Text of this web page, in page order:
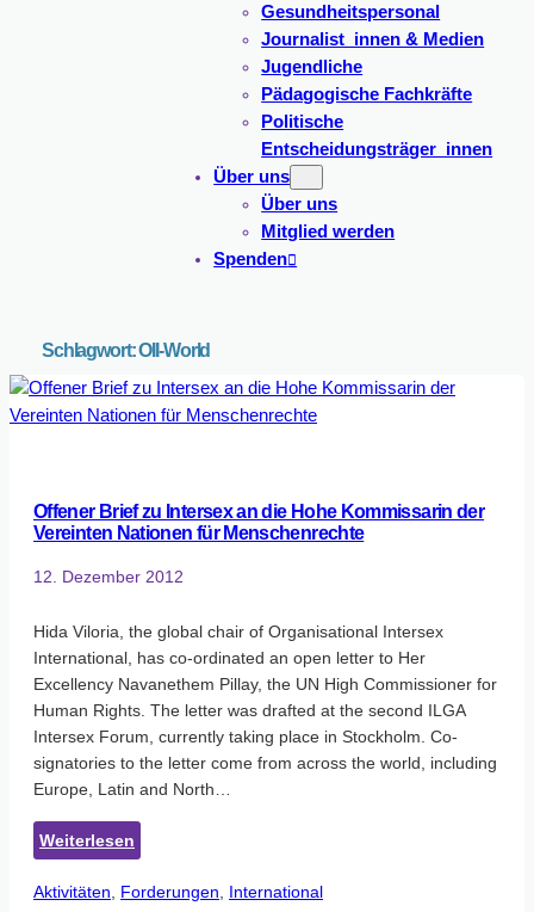
Gesundheitspersonal
Journalist_innen & Medien
Jugendliche
Pädagogische Fachkräfte
Politische
Entscheidungsträger_innen
Über uns
Über uns
Mitglied werden
Spenden
Schlagwort:OII-World
Offener Brief zu Intersex an die Hohe Kommissarin der
Vereinten Nationen für Menschenrechte
12. Dezember 2012
Hida Viloria, the global chair of Organisational Intersex
International, has co-ordinated an open letter to Her
Excellency Navanethem Pillay, the UN High Commissioner for
Human Rights. The letter was drafted at the second ILGA
Intersex Forum, currently taking place in Stockholm. Co-
signatories to the letter come from across the world, including
Europe, Latin and North…
Weiterlesen
Offener
Brief
Aktivitäten Forderungen International